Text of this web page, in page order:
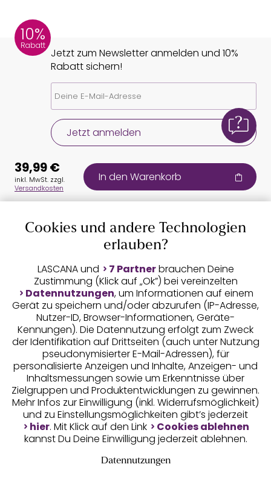
10%
Rabatt
Jetzt zum Newsletter anmelden und 10%
Rabatt sichern!
Jetzt anmelden
Auszeichnungen
Geprüfte Sicherheit
Unsere Apps
39,99 €
inkl. MwSt. zzgl.
Versandkosten
In den Warenkorb
Cookies und andere Technologien
erlauben?
LASCANA und 7 Partnerbrauchen Deine
Zustimmung (Klick auf „Ok”) bei vereinzelten
Datennutzungen, um Informationen auf einem
Gerät zu speichern und/oder abzurufen (IP-Adresse,
Nutzer-ID, Browser-Informationen, Geräte-
Kennungen). Die Datennutzung erfolgt zum Zweck
der Identifikation auf Drittseiten (auch unter Nutzung
pseudonymisierter E-Mail-Adressen), für
personalisierte Anzeigen und Inhalte, Anzeigen- und
Inhaltsmessungen sowie um Erkenntnisse über
Zielgruppen und Produktentwicklungen zu gewinnen.
Mehr Infos zur Einwilligung (inkl. Widerrufsmöglichkeit)
und zu Einstellungsmöglichkeiten gibt’s jederzeit
hier. Mit Klick auf den Link
Cookies ablehnen
kannst Du Deine Einwilligung jederzeit ablehnen.
Datennutzungen